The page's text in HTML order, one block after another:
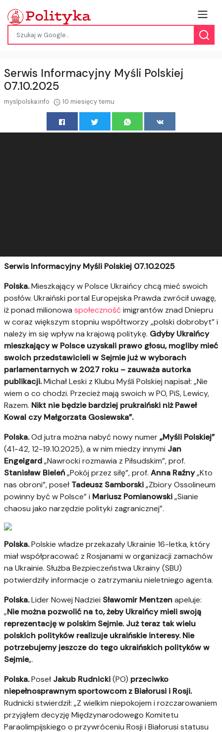
Serwis Informacyjny Myśli Polskiej
07.10.2025
myslpolska.info 10 miesięcy temu
Serwis Informacyjny Myśli Polskiej 07.10.2025
Polska.Mieszkający w Polsce Ukraińcy chcą mieć swoich
posłów. Ukraiński portal Europejska Prawda zwrócił uwagę,
iż ponad milionowa społecznośćimigrantów znad Dniepru
w coraz większym stopniu współtworzy „polski dobrobyt” i
należy im się wpływ na krajową politykę. Gdyby Ukraińcy
mieszkający w Polsce uzyskali prawo głosu, mogliby mieć
swoich przedstawicieli w Sejmie już w wyborach
parlamentarnych w 2027 roku – zauważa autorka
publikacji.Michał Leski z Klubu Myśli Polskiej napisał: „Nie
wiem o co chodzi. Przecież mają swoich w PO, PiS, Lewicy,
Razem. Nikt nie będzie bardziej prukraiński niż Paweł
Kowal czy Małgorzata Gosiewska”.
Polska.Od jutra można nabyć nowy numer„Myśli Polskiej”
(41-42, 12-19.10.2025), a w nim miedzy innymi Jan
Engelgard„Nawrocki rozmawia z Piłsudskim”, prof.
Stanisław Bieleń„Pokój przez siłę”, prof. Anna Raźny„Kto
nas obroni”, poseł Tadeusz Samborski„Zbiory Ossolineum
powinny być w Polsce” i Mariusz Pomianowski„Sianie
chaosu jako narzędzie polityki zagranicznej”.
Polska.Polskie władze przekazały Ukrainie 16-letka, który
miał współpracować z Rosjanami w organizacji zamachów
na Ukrainie. Służba Bezpieczeństwa Ukrainy (SBU)
potwierdziły informacje o zatrzymaniu nieletniego agenta.
Polska.Lider Nowej Nadziei Sławomir Mentzenapeluje:
„Nie można pozwolić na to, żeby Ukraińcy mieli swoją
reprezentację w polskim Sejmie. Już teraz tak wielu
polskich polityków realizuje ukraińskie interesy. Nie
potrzebujemy jeszcze do tego ukraińskich polityków w
Sejmie„.
Polska.Poseł Jakub Rudnicki(PO) przeciwko
niepełnosprawnym sportowcom z Białorusi i Rosji.
Rudnicki stwierdził: „Z wielkim niepokojem i rozczarowaniem
przyjąłem decyzję Międzynarodowego Komitetu
Paraolimpijskiego o przywróceniu Rosji i Białorusi statusu